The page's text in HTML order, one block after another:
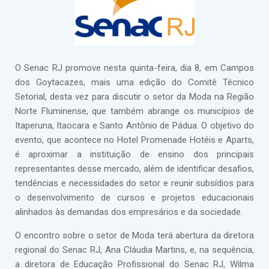
O Senac RJ promove nesta quinta-feira, dia 8, em Campos
dos Goytacazes, mais uma edição do Comitê Técnico
Setorial, desta vez para discutir o setor da Moda na Região
Norte Fluminense, que também abrange os municípios de
Itaperuna, Itaocara e Santo Antônio de Pádua. O objetivo do
evento, que acontece no Hotel Promenade Hotéis e Aparts,
é aproximar a instituição de ensino dos principais
representantes desse mercado, além de identificar desafios,
tendências e necessidades do setor e reunir subsídios para
o desenvolvimento de cursos e projetos educacionais
alinhados às demandas dos empresários e da sociedade.
O encontro sobre o setor de Moda terá abertura da diretora
regional do Senac RJ, Ana Cláudia Martins, e, na sequência,
a diretora de Educação Profissional do Senac RJ, Wilma